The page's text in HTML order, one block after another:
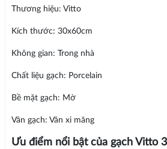
Thương hiệu: Vitto
Kích thước: 30x60cm
Không gian: Trong nhà
Chất liệu gạch: Porcelain
Bề mặt gạch: Mờ
Vân gạch: Vân xi măng
Ưu điểm nổi bật của gạch Vitto